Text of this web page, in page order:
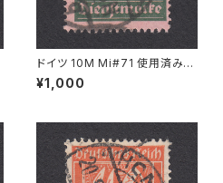
ドイツ 10M Mi#71 使用済み切
手｜FRANKFURT 11.5.1923
¥1,000